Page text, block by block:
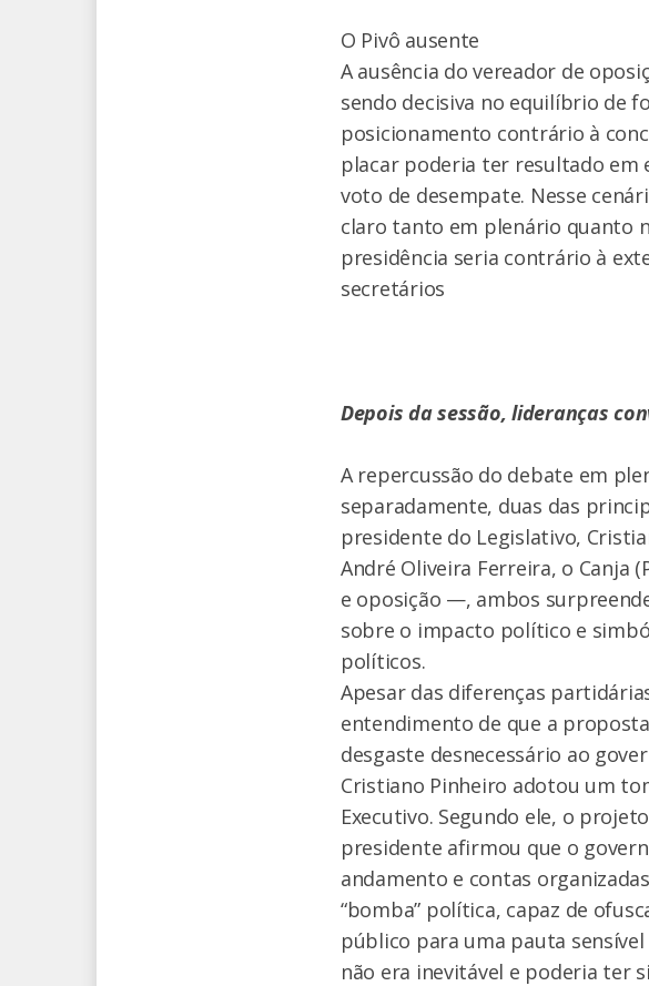
O Pivô ausente
A ausência do vereador de
sendo decisiva no equilíbrio de
posicionamento contrário à
placar poderia ter resultado em
voto de desempate. Nesse
claro tanto em plenário quanto
presidência seria contrário à
secretários
Depois da sessão, lideranças
A repercussão do debate em
separadamente, duas das
presidente do Legislativo,
André Oliveira Ferreira, o Canja
e oposição —, ambos
sobre o impacto político e
políticos.
Apesar das diferenças
entendimento de que a
desgaste desnecessário ao
Cristiano Pinheiro adotou um
Executivo. Segundo ele, o
presidente afirmou que o
andamento e contas
“bomba” política, capaz de
público para uma pauta
não era inevitável e poderia ter